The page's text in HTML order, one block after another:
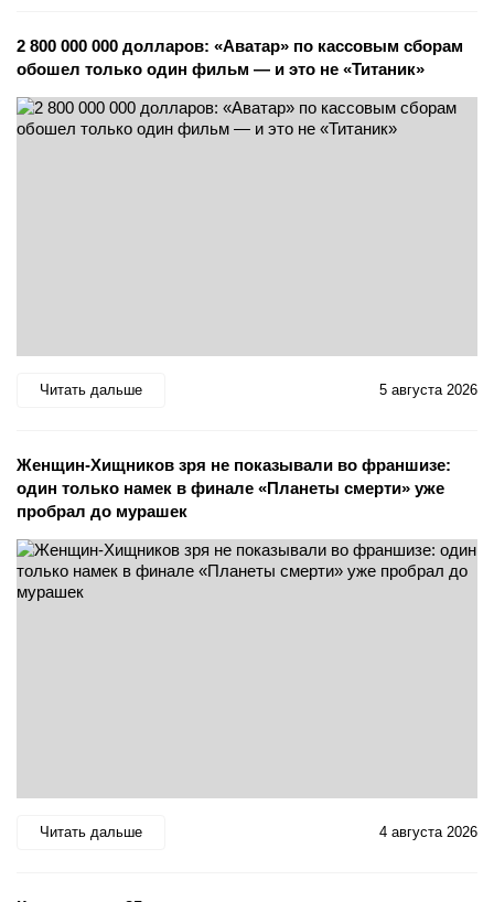
2 800 000 000 долларов: «Аватар» по кассовым сборам
обошел только один фильм — и это не «Титаник»
Читать дальше 5 августа 2026
Женщин-Хищников зря не показывали во франшизе:
один только намек в финале «Планеты смерти» уже
пробрал до мурашек
Читать дальше 4 августа 2026